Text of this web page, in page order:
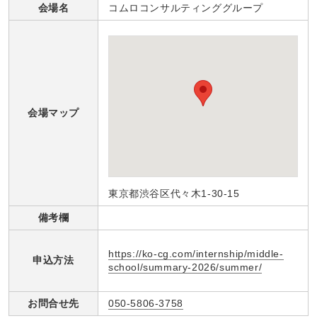
会場名 コムロコンサルティンググループ
会場マップ
東京都渋谷区代々木1-30-15
備考欄
申込方法
https://ko-cg.com/internship/middle-
school/summary-2026/summer/
お問合せ先 050-5806-3758